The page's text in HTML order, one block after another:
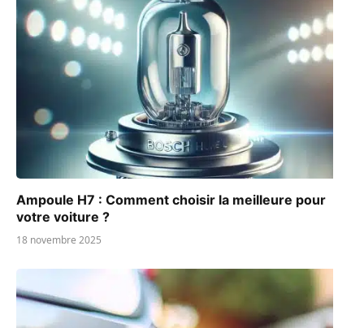
Ampoule H7 : Comment choisir la meilleure pour
votre voiture ?
18 novembre 2025